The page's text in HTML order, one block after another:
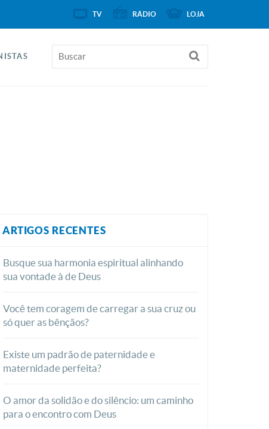
ARTIGOS RECENTES
Busque sua harmonia espiritual alinhando
sua vontade à de Deus
Você tem coragem de carregar a sua cruz ou
só quer as bênçãos?
Existe um padrão de paternidade e
maternidade perfeita?
O amor da solidão e do silêncio: um caminho
para o encontro com Deus
TV RÁDIO LOJA